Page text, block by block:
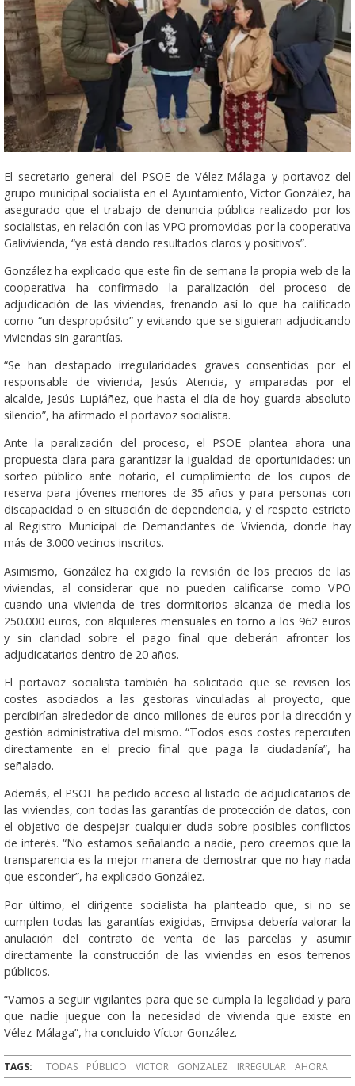
El secretario general del PSOE de Vélez-Málaga y portavoz del
grupo municipal socialista en el Ayuntamiento, Víctor González, ha
asegurado que el trabajo de denuncia pública realizado por los
socialistas, en relación con las VPO promovidas por la cooperativa
Galivivienda, “ya está dando resultados claros y positivos”.
González ha explicado que este fin de semana la propia web de la
cooperativa ha confirmado la paralización del proceso de
adjudicación de las viviendas, frenando así lo que ha calificado
como “un despropósito” y evitando que se siguieran adjudicando
viviendas sin garantías.
“Se han destapado irregularidades graves consentidas por el
responsable de vivienda, Jesús Atencia, y amparadas por el
alcalde, Jesús Lupiáñez, que hasta el día de hoy guarda absoluto
silencio”, ha afirmado el portavoz socialista.
Ante la paralización del proceso, el PSOE plantea ahora una
propuesta clara para garantizar la igualdad de oportunidades: un
sorteo público ante notario, el cumplimiento de los cupos de
reserva para jóvenes menores de 35 años y para personas con
discapacidad o en situación de dependencia, y el respeto estricto
al Registro Municipal de Demandantes de Vivienda, donde hay
más de 3.000 vecinos inscritos.
Asimismo, González ha exigido la revisión de los precios de las
viviendas, al considerar que no pueden calificarse como VPO
cuando una vivienda de tres dormitorios alcanza de media los
250.000 euros, con alquileres mensuales en torno a los 962 euros
y sin claridad sobre el pago final que deberán afrontar los
adjudicatarios dentro de 20 años.
El portavoz socialista también ha solicitado que se revisen los
costes asociados a las gestoras vinculadas al proyecto, que
percibirían alrededor de cinco millones de euros por la dirección y
gestión administrativa del mismo. “Todos esos costes repercuten
directamente en el precio final que paga la ciudadanía”, ha
señalado.
Además, el PSOE ha pedido acceso al listado de adjudicatarios de
las viviendas, con todas las garantías de protección de datos, con
el objetivo de despejar cualquier duda sobre posibles conflictos
de interés. “No estamos señalando a nadie, pero creemos que la
transparencia es la mejor manera de demostrar que no hay nada
que esconder”, ha explicado González.
Por último, el dirigente socialista ha planteado que, si no se
cumplen todas las garantías exigidas, Emvipsa debería valorar la
anulación del contrato de venta de las parcelas y asumir
directamente la construcción de las viviendas en esos terrenos
públicos.
“Vamos a seguir vigilantes para que se cumpla la legalidad y para
que nadie juegue con la necesidad de vivienda que existe en
Vélez-Málaga”, ha concluido Víctor González.
TAGS: TODAS PÚBLICO VICTOR GONZALEZ IRREGULAR AHORA